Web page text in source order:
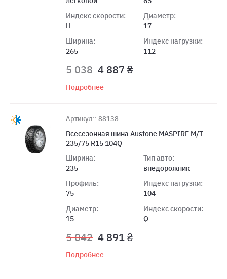
Индекс скорости:
H
Ширина:
265
Диаметр:
17
Индекс нагрузки:
112
5 038 4 887 ₴
Подробнее
Артикул:: 88138
Всесезонная шина Austone MASPIRE M/T
235/75 R15 104Q
Ширина:
235
Профиль:
75
Диаметр:
15
Тип авто:
внедорожник
Индекс нагрузки:
104
Индекс скорости:
Q
5 042 4 891 ₴
Подробнее